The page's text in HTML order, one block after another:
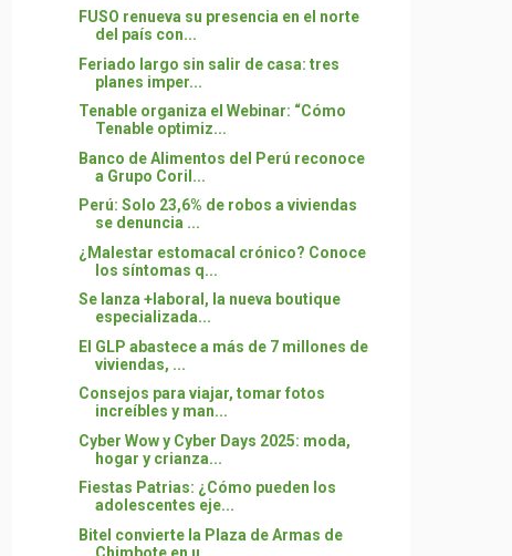
FUSO renueva su presencia en el norte
del país con...
Feriado largo sin salir de casa: tres
planes imper...
Tenable organiza el Webinar: “Cómo
Tenable optimiz...
Banco de Alimentos del Perú reconoce
a Grupo Coril...
Perú: Solo 23,6% de robos a viviendas
se denuncia ...
¿Malestar estomacal crónico? Conoce
los síntomas q...
Se lanza +laboral, la nueva boutique
especializada...
El GLP abastece a más de 7 millones de
viviendas, ...
Consejos para viajar, tomar fotos
increíbles y man...
Cyber Wow y Cyber Days 2025: moda,
hogar y crianza...
Fiestas Patrias: ¿Cómo pueden los
adolescentes eje...
Bitel convierte la Plaza de Armas de
Chimbote en u...